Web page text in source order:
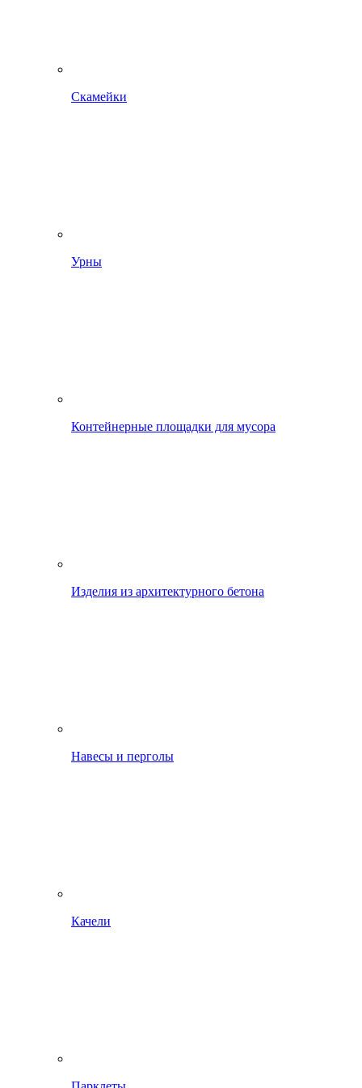
Скамейки
Урны
Контейнерные площадки для мусора
Изделия из архитектурного бетона
Навесы и перголы
Качели